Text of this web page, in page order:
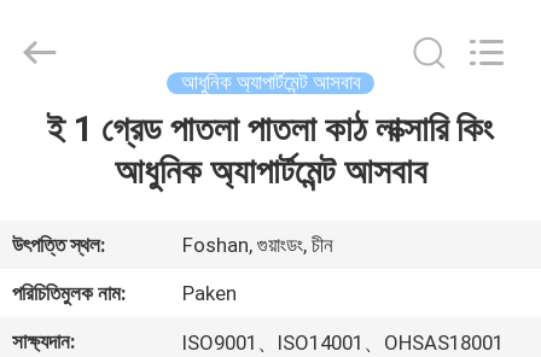
বাড়ি
আমাদের
সম্পর্কে
Reserved.
আধুনিক অ্যাপার্টমেন্ট আসবাব
ই 1 গ্রেড পাতলা পাতলা কাঠ লাক্সারি কিং
আধুনিক অ্যাপার্টমেন্ট আসবাব
উৎপত্তি স্থল:
Foshan, গুয়াংডং, চীন
পরিচিতিমুলক নাম:
Paken
সাক্ষ্যদান:
ISO9001、ISO14001、OHSAS18001